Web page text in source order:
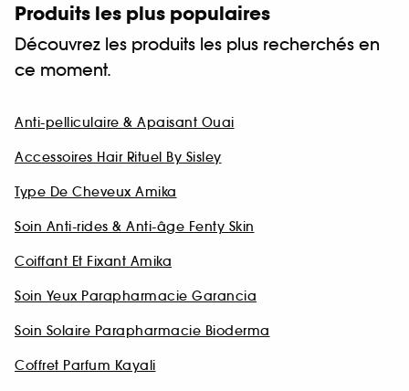
Produits les plus populaires
Découvrez les produits les plus recherchés en
ce moment.
Anti-pelliculaire & Apaisant Ouai
Accessoires Hair Rituel By Sisley
Type De Cheveux Amika
Soin Anti-rides & Anti-âge Fenty Skin
Coiffant Et Fixant Amika
Soin Yeux Parapharmacie Garancia
Soin Solaire Parapharmacie Bioderma
Coffret Parfum Kayali